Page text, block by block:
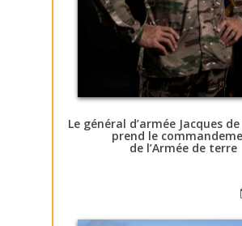
Le général d’armée Jacques
prend le
de l’Armée de terre